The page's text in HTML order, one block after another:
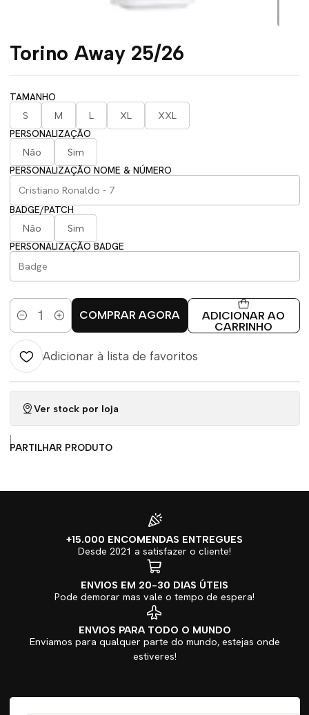
Torino Away 25/26
TAMANHO
S
M L XL
XXL
PERSONALIZAÇÃO
Não
Sim
PERSONALIZAÇÃO NOME & NÚMERO
BADGE/PATCH
Não
Sim
PERSONALIZAÇÃO BADGE
Quantidade
ADICIONAR AO
CARRINHO
COMPRAR AGORA
Adicionar à lista de favoritos
Ver stock por loja
|
PARTILHAR PRODUTO
+15.000 ENCOMENDAS ENTREGUES
Desde 2021 a satisfazer o cliente!
ENVIOS EM 20-30 DIAS ÚTEIS
Pode demorar mas vale o tempo de espera!
ENVIOS PARA TODO O MUNDO
Enviamos para qualquer parte do mundo, estejas onde
estiveres!